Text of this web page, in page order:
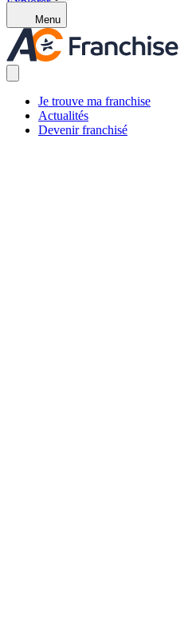
Menu
Je trouve ma franchise
Actualités
Devenir franchisé